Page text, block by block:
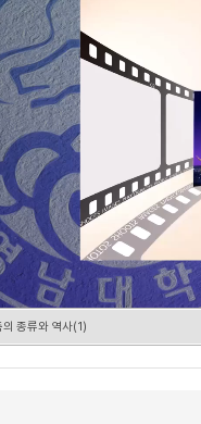
종류와 역사(1)